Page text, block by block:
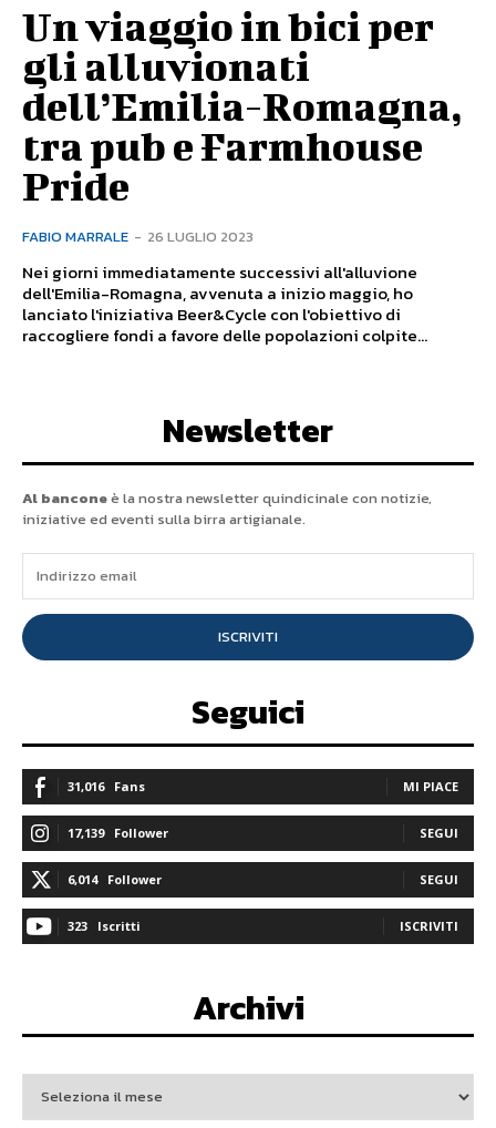
Un viaggio in bici per
gli alluvionati
dell’Emilia-Romagna,
tra pub e Farmhouse
Pride
FABIO MARRALE - 26 LUGLIO 2023
Nei giorni immediatamente successivi all'alluvione
dell'Emilia-Romagna, avvenuta a inizio maggio, ho
lanciato l'iniziativa Beer&Cycle con l'obiettivo di
raccogliere fondi a favore delle popolazioni colpite...
Newsletter
Al banconeè la nostra newsletter quindicinale con notizie,
iniziative ed eventi sulla birra artigianale.
ISCRIVITI
Seguici
31,016 Fans MI PIACE
17,139 Follower SEGUI
6,014 Follower SEGUI
323 Iscritti ISCRIVITI
Archivi